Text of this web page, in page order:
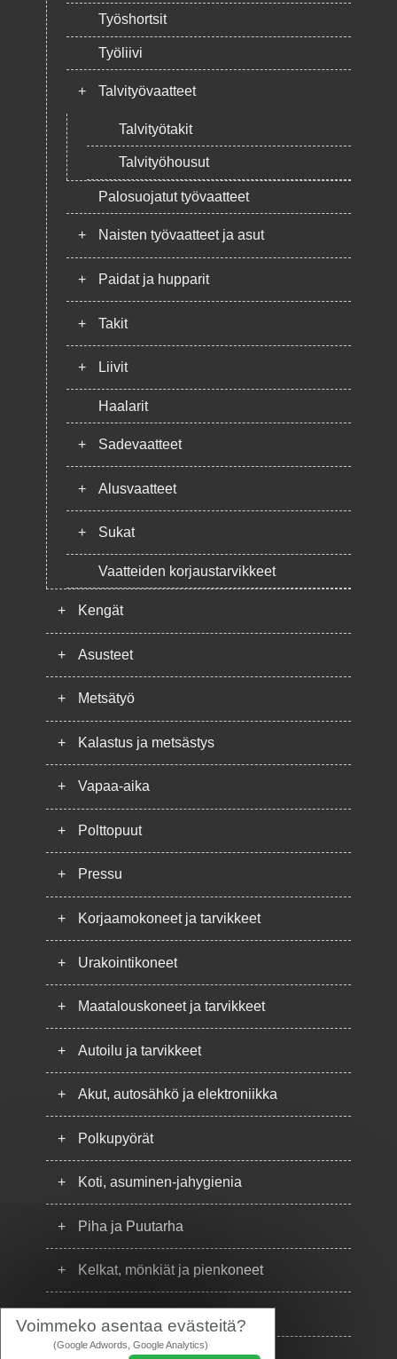
Voimmeko asentaa evästeitä?
(Google Adwords, Google Analytics)
Työshortsit
Työliivi
+ Talvityövaatteet
Talvityötakit
Talvityöhousut
Palosuojatut työvaatteet
+ Naisten työvaatteet ja asut
+ Paidat ja hupparit
+ Takit
+ Liivit
Haalarit
+ Sadevaatteet
+ Alusvaatteet
+ Sukat
Vaatteiden korjaustarvikkeet
+ Kengät
+ Asusteet
+ Metsätyö
+ Kalastus ja metsästys
+ Vapaa-aika
+ Polttopuut
+ Pressu
+ Korjaamokoneet ja tarvikkeet
+ Urakointikoneet
+ Maatalouskoneet ja tarvikkeet
+ Autoilu ja tarvikkeet
+ Akut, autosähkö ja elektroniikka
+ Polkupyörät
+ Koti, asuminen-jahygienia
+ Piha ja Puutarha
+ Kelkat, mönkiät ja pienkoneet